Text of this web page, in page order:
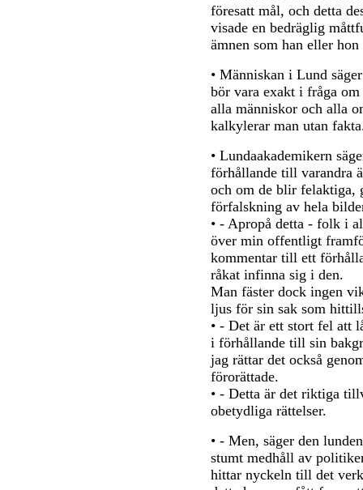
föresatt mål, och detta
visade en bedräglig
ämnen som han eller
• Människan i Lund
bör vara exakt i fråga
alla människor och alla
kalkylerar man utan
• Lundaakademikern
förhållande till varandra
och om de blir
förfalskning av hela
• - Apropå detta - folk i
över min offentligt
kommentar till ett
råkat infinna sig i den.
Man fäster dock ingen
ljus för sin sak som
• - Det är ett stort fel att
i förhållande till sin
jag rättar det också
förorättade.
• - Detta är det riktiga
obetydliga rättelser.
• - Men, säger den
stumt medhåll av
hittar nyckeln till det